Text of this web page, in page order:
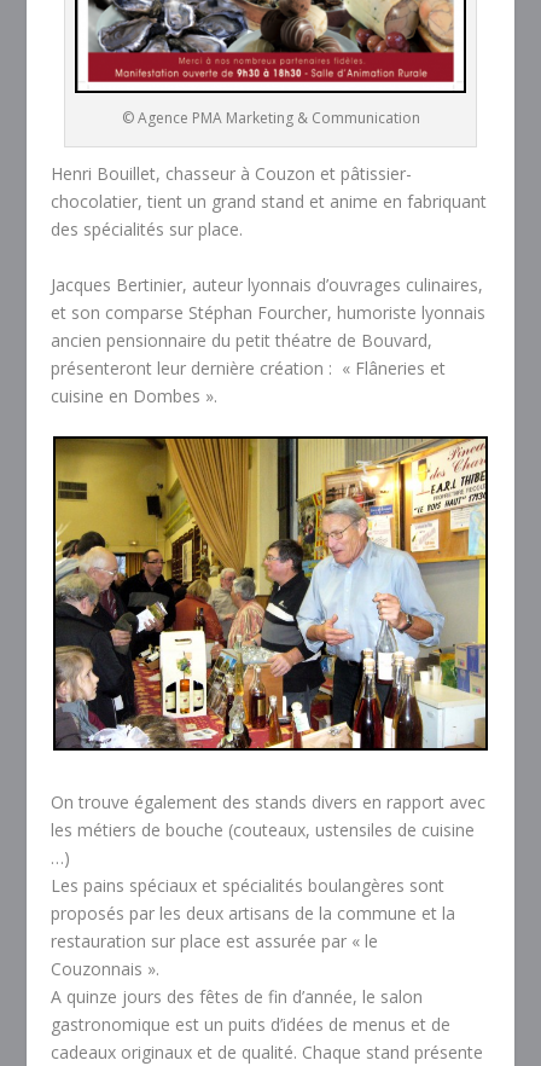
© Agence PMA Marketing & Communication
Henri Bouillet, chasseur à Couzon et pâtissier-
chocolatier, tient un grand stand et anime en fabriquant
des spécialités sur place.
Jacques Bertinier, auteur lyonnais d’ouvrages culinaires,
et son comparse Stéphan Fourcher, humoriste lyonnais
ancien pensionnaire du petit théatre de Bouvard,
présenteront leur dernière création : « Flâneries et
cuisine en Dombes ».
On trouve également des stands divers en rapport avec
les métiers de bouche (couteaux, ustensiles de cuisine
…)
Les pains spéciaux et spécialités boulangères sont
proposés par les deux artisans de la commune et la
restauration sur place est assurée par « le
Couzonnais ».
A quinze jours des fêtes de fin d’année, le salon
gastronomique est un puits d’idées de menus et de
cadeaux originaux et de qualité. Chaque stand présente